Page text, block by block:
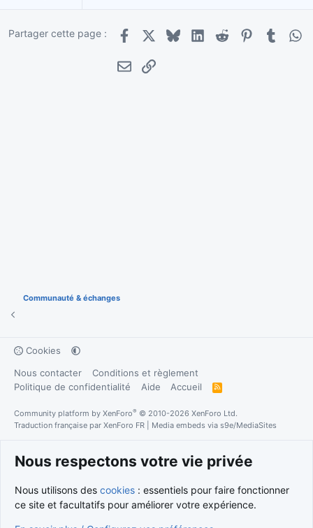
Partager cette page :
Facebook
X BlueskyLinkedInRedditPinterestTumblr
E-mailLien
Communauté & échanges
Cookies
Nous contacter
Conditions et règlement
Politique de confidentialité
Aide Accueil
R
S
Community platform by XenForo® © 2010-2026 XenForo Ltd.
Traduction française par XenForo FR Media embeds via s9e/MediaSites
Nous respectons votre vie privée
Nous utilisons des cookies : essentiels pour faire fonctionner
ce site et facultatifs pour améliorer votre expérience.